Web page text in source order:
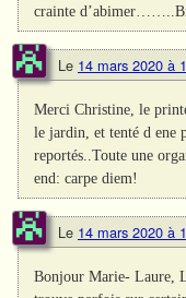
crainte
Le 14 mars 2020 à
Merci Christine, le
le jardin, et tenté d ene
reportés..Toute une
end: carpe diem!
Le 14 mars 2020 à
Bonjour Marie- Laure,